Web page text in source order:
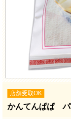
店舗受取OK
かんてんぱぱ パ